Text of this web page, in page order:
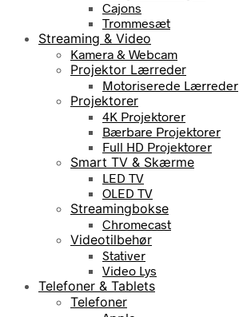
Cajons
Trommesæt
Streaming & Video
Kamera & Webcam
Projektor Lærreder
Motoriserede Lærreder
Projektorer
4K Projektorer
Bærbare Projektorer
Full HD Projektorer
Smart TV & Skærme
LED TV
OLED TV
Streamingbokse
Chromecast
Videotilbehør
Stativer
Video Lys
Telefoner & Tablets
Telefoner